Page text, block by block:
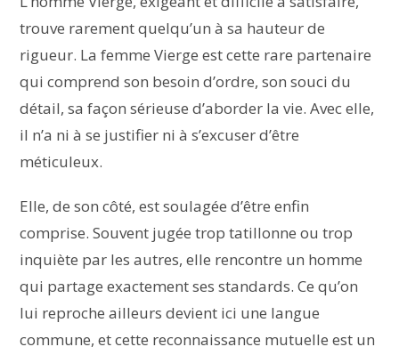
trouve rarement quelqu’un à sa hauteur de
rigueur. La femme Vierge est cette rare partenaire
qui comprend son besoin d’ordre, son souci du
détail, sa façon sérieuse d’aborder la vie. Avec elle,
il n’a ni à se justifier ni à s’excuser d’être
méticuleux.
Elle, de son côté, est soulagée d’être enfin
comprise. Souvent jugée trop tatillonne ou trop
inquiète par les autres, elle rencontre un homme
qui partage exactement ses standards. Ce qu’on
lui reproche ailleurs devient ici une langue
commune, et cette reconnaissance mutuelle est un